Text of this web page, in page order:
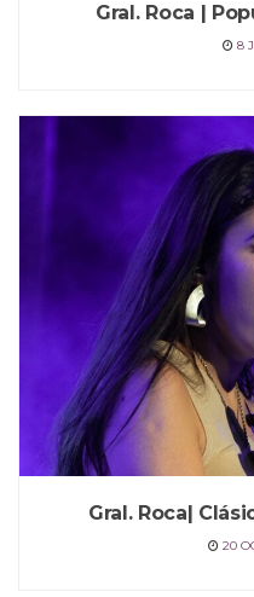
Gral. Roca |
8
Gral. Roca|
20